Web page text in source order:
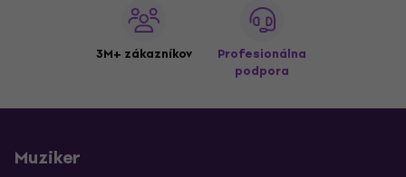
3M+ zákazníkov
Profesionálna
podpora
Muziker